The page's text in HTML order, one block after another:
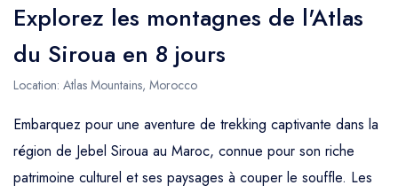
Explorez les montagnes de l'Atlas
du Siroua en 8 jours
Location: Atlas Mountains, Morocco
Embarquez pour une aventure de trekking captivante dans la
région de Jebel Siroua au Maroc, connue pour son riche
patrimoine culturel et ses paysages à couper le souffle. Les